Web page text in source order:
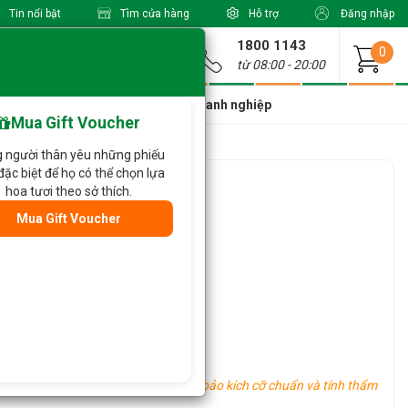
Tin nổi bật Tìm cửa hàng Hỗ trợ Đăng nhập
1800 1143
từ 08:00 - 20:00
0
Dành cho doanh nghiệp
khác tùy vào tình hình thực tế.
vực khác nhau, tuy nhiên vẫn đảm bảo kích cỡ chuẩn và tính thẩm
Mua Gift Voucher
người thân yêu những phiếu
biệt để họ có thể chọn lựa
hoa tươi theo sở thích.
Mua Gift Voucher